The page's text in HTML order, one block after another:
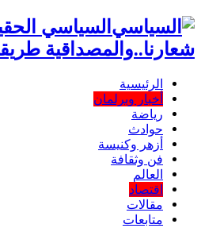
السياسي
شعارنا..والمصداقية
الرئيسية
أخبار وبرلمان
رياضة
حوادث
أزهر وكنيسة
فن وثقافة
العالم
اقتصاد
مقالات
متابعات